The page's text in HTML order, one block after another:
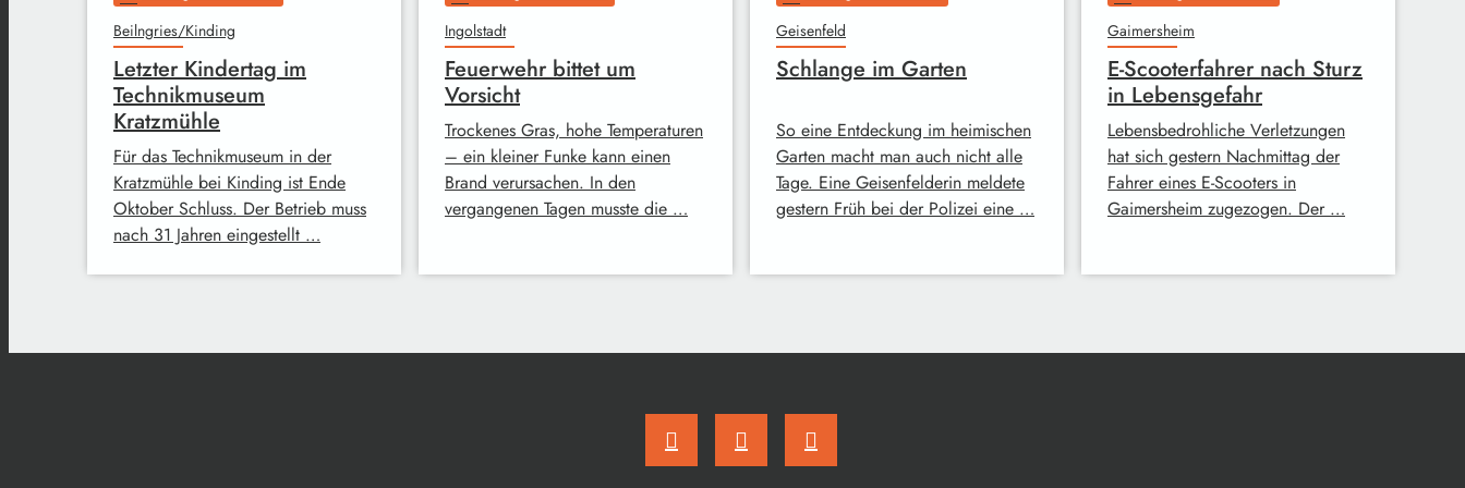
Beilngries/Kinding
Letzter Kindertag im
Technikmuseum
Kratzmühle
Für das Technikmuseum in der
Kratzmühle bei Kinding ist Ende
Oktober Schluss. Der Betrieb muss
nach 31 Jahren eingestellt …
Ingolstadt
Feuerwehr bittet um
Vorsicht
Trockenes Gras, hohe Temperaturen
– ein kleiner Funke kann einen
Brand verursachen. In den
vergangenen Tagen musste die …
Geisenfeld
Schlange im Garten
So eine Entdeckung im heimischen
Garten macht man auch nicht alle
Tage. Eine Geisenfelderin meldete
gestern Früh bei der Polizei eine …
Gaimersheim
E-Scooterfahrer nach Sturz
in Lebensgefahr
Lebensbedrohliche Verletzungen
hat sich gestern Nachmittag der
Fahrer eines E-Scooters in
Gaimersheim zugezogen. Der …